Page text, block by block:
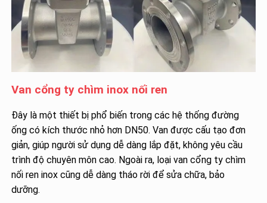
Van cổng ty chìm inox nối ren
Đây là một thiết bị phổ biến trong các hệ thống đường
ống có kích thước nhỏ hơn DN50. Van được cấu tạo đơn
giản, giúp người sử dụng dễ dàng lắp đặt, không yêu cầu
trình độ chuyên môn cao. Ngoài ra, loại van cổng ty chìm
nối ren inox cũng dễ dàng tháo rời để sửa chữa, bảo
dưỡng.